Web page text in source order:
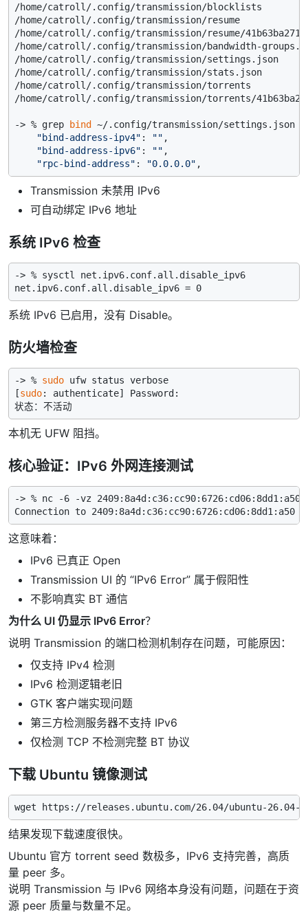
/home/catroll/.config/transmission/blocklists
/home/catroll/.config/transmission/resume
/home/catroll/.config/transmission/resume/
/home/catroll/.config/transmission/bandwidth-
/home/catroll/.config/transmission/settings.json
/home/catroll/.config/transmission/stats.json
/home/catroll/.config/transmission/torrents
/home/catroll/.config/transmission/torrents/
-> % grep bind
~/.config/transmission/settings.json
"bind-address-ipv4" : "" ,
"bind-address-ipv6" : "" ,
"rpc-bind-address" : "0.0.0.0"
Transmission 未禁用 IPv6
可自动绑定 IPv6 地址
系统 IPv6 检查
-> % sysctl net.ipv6.conf.all.disable_ipv6
系统 IPv6 已启用，没有 Disable。
防火墙检查
-> % sudo ufw status verbose
[sudo: authenticate] Password:
本机无 UFW 阻挡。
核心验证：IPv6 外网连接测试
-> % nc -6 -vz 2409:8a4d:c36:cc90:6726:cd06:8dd1:a50
这意味着：
IPv6 已真正 Open
Transmission UI 的 “IPv6 Error” 属于假阳性
不影响真实 BT 通信
为什么 UI 仍显示 IPv6 Error？
说明 Transmission 的端口检测机制存在问题，可能原因：
仅支持 IPv4 检测
IPv6 检测逻辑老旧
GTK 客户端实现问题
第三方检测服务器不支持 IPv6
仅检测 TCP 不检测完整 BT 协议
下载 Ubuntu 镜像测试
结果发现下载速度很快。
Ubuntu 官方 torrent seed 数极多，IPv6 支持完善，高质
量 peer 多。
说明 Transmission 与 IPv6 网络本身没有问题，问题在于资
源 peer 质量与数量不足。